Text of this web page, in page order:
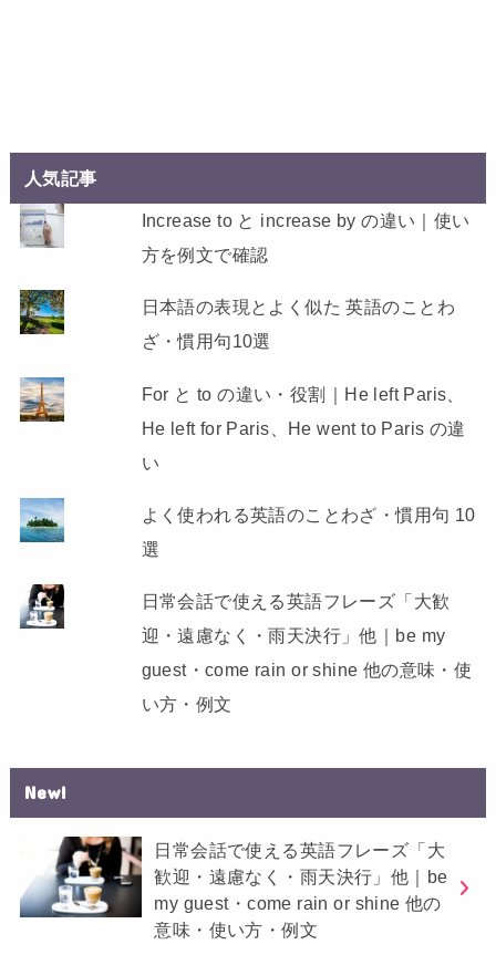
人気記事
Increase to と increase by の違い｜使い
方を例文で確認
日本語の表現とよく似た 英語のことわ
ざ・慣用句10選
For と to の違い・役割｜He left Paris、
He left for Paris、He went to Paris の違
い
よく使われる英語のことわざ・慣用句 10
選
日常会話で使える英語フレーズ「大歓
迎・遠慮なく・雨天決行」他｜be my
guest・come rain or shine 他の意味・使
い方・例文
New!
日常会話で使える英語フレーズ「大
歓迎・遠慮なく・雨天決行」他｜be
my guest・come rain or shine 他の
意味・使い方・例文